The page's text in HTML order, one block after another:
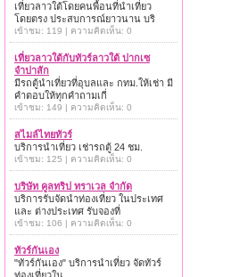
เที่ยวลาวใต้โดยคนพื้อนที่นำเที่ยว
โดยตรง ประสบการณ์ยาวนาน บริ
เข้าชม: 119 | ความคิดเห็น: 0
เที่ยวลาวใต้กับทัวร์ลาวใต้ ปากเซ
จำปาสัก
มีรถตู้นำเที่ยวที่อุบลและ กทม.ให้เช่า มี
คำตอบให้ทุกคำถามเกี่
เข้าชม: 149 | ความคิดเห็น: 0
สไมล์ไทยทัวร์
บริการนำเที่ยว เช่ารถตู้ 24 ชม.
เข้าชม: 125 | ความคิดเห็น: 0
บริษัท คูลทริป ทราเวล จำกัด
บริการรับจัดนำท่องเที่ยว ในประเทศ
และ ต่างประเทศ รับจองที่
เข้าชม: 106 | ความคิดเห็น: 0
ทัวร์กันเอง
"ทัวร์กันเอง" บริการนำเที่ยว จัดทัวร์